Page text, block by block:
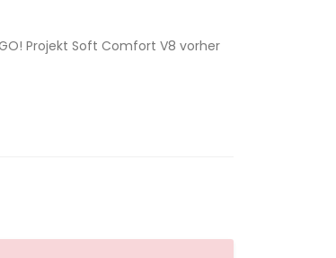
Projekt Soft Comfort V8 vorher